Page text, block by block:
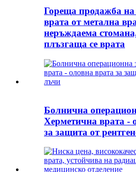
Гореща продажба
врата от метална
неръждаема
плъзгаща се врата
Болнична
Херметична врата -
за защита от